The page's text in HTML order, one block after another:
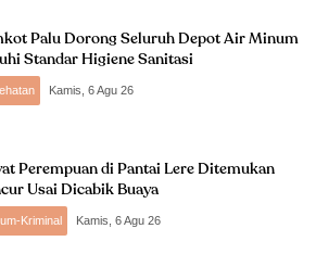
Palu Dorong Seluruh Depot Air Minum
Standar Higiene Sanitasi
Kamis, 6 Agu 26
Perempuan di Pantai Lere Ditemukan
Usai Dicabik Buaya
Kriminal Kamis, 6 Agu 26